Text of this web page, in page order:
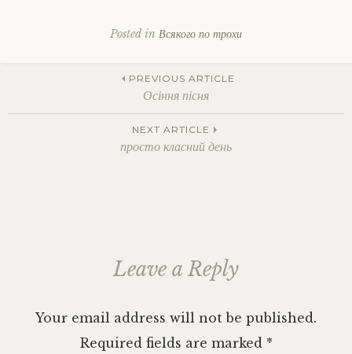
Posted in Всякого по трохи
navigation
PREVIOUS ARTICLE
Осіння пісня
NEXT ARTICLE
просто класний день
Leave a Reply
Your email address will not be published.
Required fields are marked *